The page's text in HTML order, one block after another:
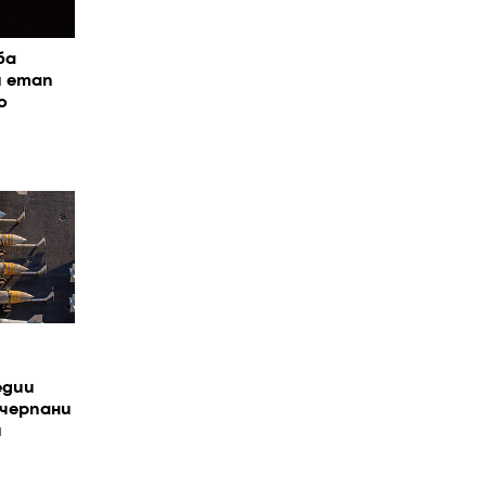
етап